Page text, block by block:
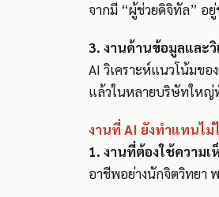
จากมี “ผู้ช่วยดิจิทัล” อยู่
3. งานด้านข้อมูลและวิ
AI วิเคราะห์แนวโน้มข
แล้วในหลายบริษัทใหญ่
งานที่ AI ยังทำแทนไม่
1. งานที่ต้องใช้ความ
อาชีพอย่างนักจิตวิทยา